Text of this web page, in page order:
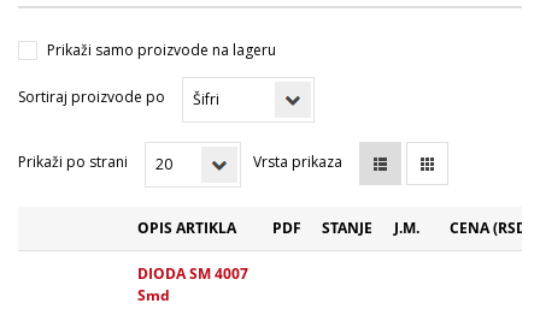
Prikaži samo proizvode na lageru
Sortiraj proizvode po
Prikaži po strani Vrsta prikaza
OPIS ARTIKLA PDF STANJE J.M. CENA (RSD)
DIODA SM 4007
Smd